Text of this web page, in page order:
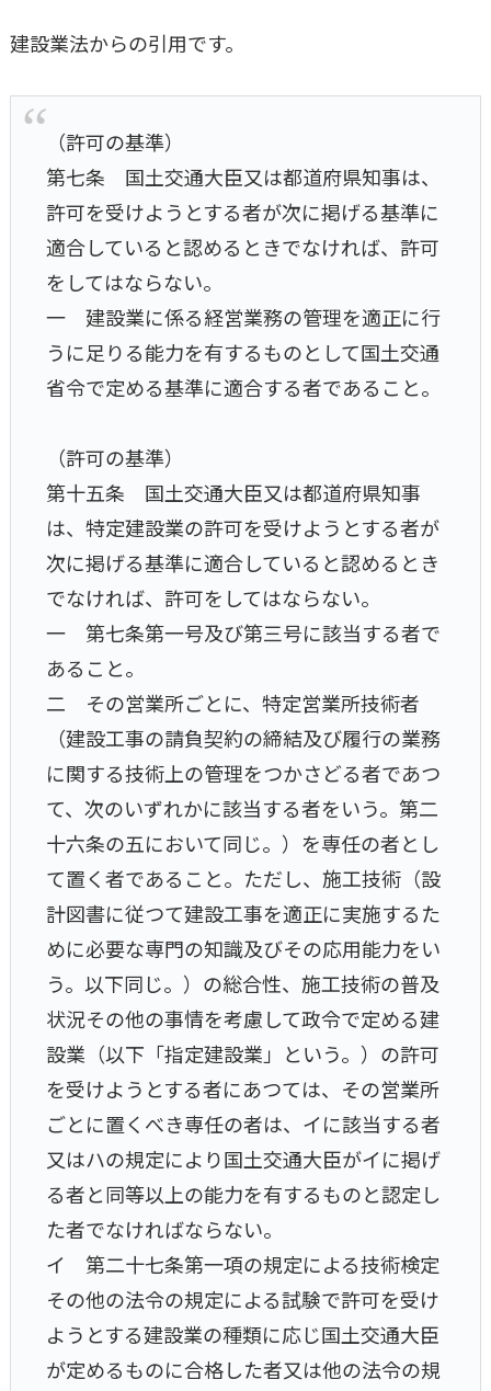
建設業法からの引用です。
（許可の基準）
第七条 国土交通大臣又は都道府県知事は、
許可を受けようとする者が次に掲げる基準に
適合していると認めるときでなければ、許可
をしてはならない。
一 建設業に係る経営業務の管理を適正に行
うに足りる能力を有するものとして国土交通
省令で定める基準に適合する者であること。
（許可の基準）
第十五条 国土交通大臣又は都道府県知事
は、特定建設業の許可を受けようとする者が
次に掲げる基準に適合していると認めるとき
でなければ、許可をしてはならない。
一 第七条第一号及び第三号に該当する者で
あること。
二 その営業所ごとに、特定営業所技術者
（建設工事の請負契約の締結及び履行の業務
に関する技術上の管理をつかさどる者であつ
て、次のいずれかに該当する者をいう。第二
十六条の五において同じ。）を専任の者とし
て置く者であること。ただし、施工技術（設
計図書に従つて建設工事を適正に実施するた
めに必要な専門の知識及びその応用能力をい
う。以下同じ。）の総合性、施工技術の普及
状況その他の事情を考慮して政令で定める建
設業（以下「指定建設業」という。）の許可
を受けようとする者にあつては、その営業所
ごとに置くべき専任の者は、イに該当する者
又はハの規定により国土交通大臣がイに掲げ
る者と同等以上の能力を有するものと認定し
た者でなければならない。
イ 第二十七条第一項の規定による技術検定
その他の法令の規定による試験で許可を受け
ようとする建設業の種類に応じ国土交通大臣
が定めるものに合格した者又は他の法令の規